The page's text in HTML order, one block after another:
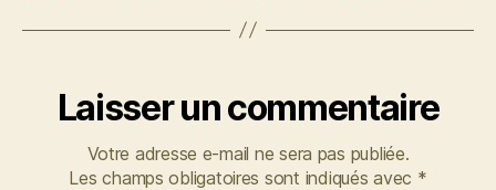
Laisser un commentaire
Votre adresse e-mail ne sera pas publiée.
Les champs obligatoires sont indiqués avec *